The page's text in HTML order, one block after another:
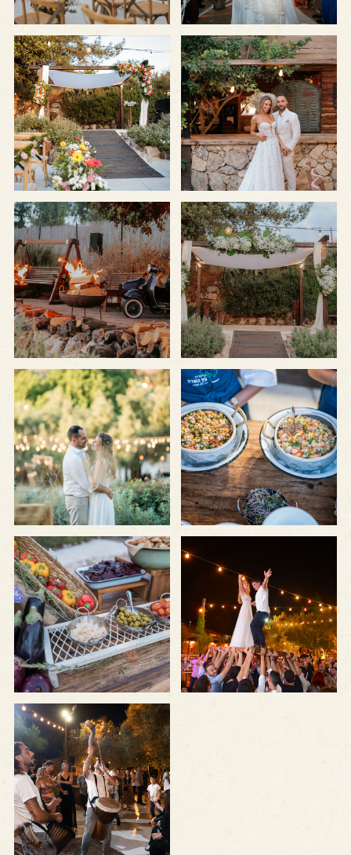
לפתיחת
התמונה
בגדול
-
+
לפתיחת
התמונה
בגדול
-
+
לפתיחת
התמונה
בגדול
-
+
לפתיחת
התמונה
בגדול
-
+
לפתיחת
התמונה
בגדול
-
+
לפתיחת
התמונה
בגדול
-
+
לפתיחת
התמונה
בגדול
-
+
בגדול
-
+
לפתיחת
התמונה
בגדול
-
+